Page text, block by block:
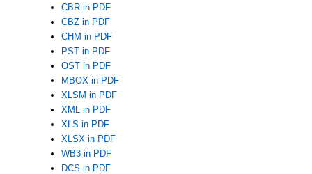
CBR in PDF
CBZ in PDF
CHM in PDF
PST in PDF
OST in PDF
MBOX in PDF
XLSM in PDF
XML in PDF
XLS in PDF
XLSX in PDF
WB3 in PDF
DCS in PDF